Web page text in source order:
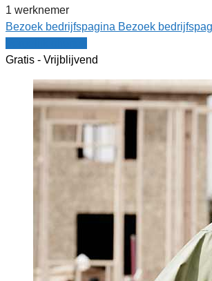
1 werknemer
Bezoek bedrijfspagina Bezoek
Gratis - Vrijblijvend